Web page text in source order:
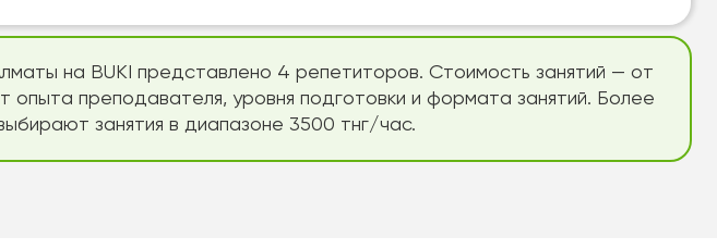
на BUKI представлено 4 репетиторов. Стоимость занятий — от
опыта преподавателя, уровня подготовки и формата занятий. Более
занятия в диапазоне 3500 тнг/час.